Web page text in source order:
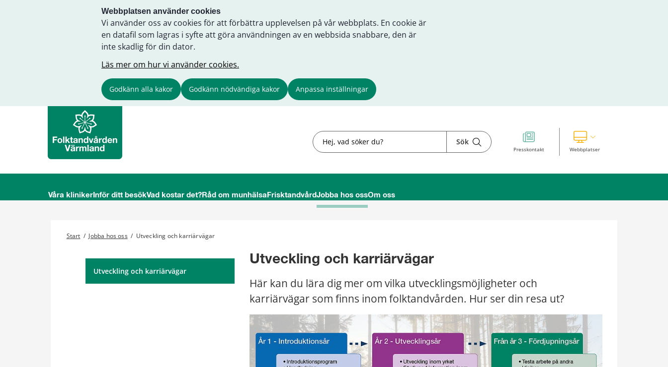
Webbplatsen använder cookies
Vi använder oss av cookies för att förbättra upplevelsen på vår webbplats. En cookie är
en datafil som lagras i syfte att göra användningen av en webbsida snabbare, den är
inte skadlig för din dator.
Läs mer om hur vi använder cookies.
Godkänn alla kakor Godkänn nödvändiga kakor Anpassa inställningar
Sök Sök
Presskontakt WebbplatserVisa våra andra webbplatser
Våra klinikerInför ditt besökVad kostar det?Råd om munhälsa FrisktandvårdJobba hos ossOm oss
Start / Jobba hos oss / Utveckling och karriärvägar
Utveckling och karriärvägar
Utveckling och karriärvägar
Här kan du lära dig mer om vilka utvecklingsmöjligheter och
karriärvägar som finns inom folktandvården. Hur ser din resa ut?
Förstora bilden